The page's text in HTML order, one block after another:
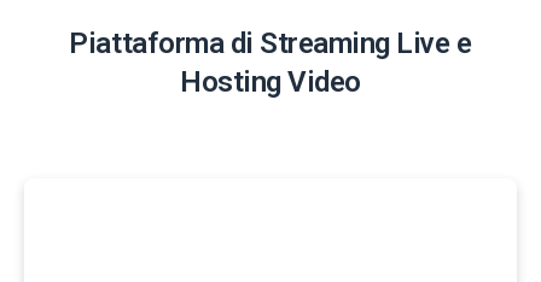
Piattaforma di Streaming Live e
Hosting Video